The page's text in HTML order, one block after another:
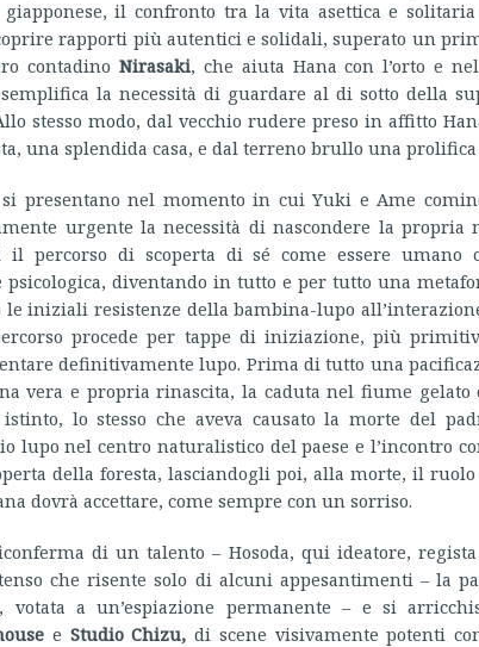
giapponese, il confronto tra la vita asettica e
rapporti più autentici e solidali, superato un
contadino Nirasaki, che aiuta Hana con l’orto e
la necessità di guardare al di sotto della
stesso modo, dal vecchio rudere preso in affitto
una splendida casa, e dal terreno brullo una
presentano nel momento in cui Yuki e Ame
urgente la necessità di nascondere la
il percorso di scoperta di sé come essere umano
diventando in tutto e per tutto una
le iniziali resistenze della bambina-lupo
procede per tappe di iniziazione, più
definitivamente lupo. Prima di tutto una
vera e propria rinascita, la caduta nel fiume gelato
lo stesso che aveva causato la morte del
lupo nel centro naturalistico del paese e l’incontro
della foresta, lasciandogli poi, alla morte, il
dovrà accettare, come sempre con un sorriso.
di un talento – Hosoda, qui ideatore,
che risente solo di alcuni appesantimenti – la
votata a un’espiazione permanente – e si
e Studio Chizu, di scene visivamente potenti